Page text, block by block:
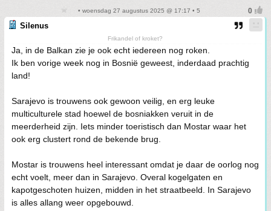
• woensdag 27 augustus 2025 @ 17:17 • 5
Silenus
Frikandel of kroket?
Ja, in de Balkan zie je ook echt iedereen nog roken.
Ik ben vorige week nog in Bosnië geweest, inderdaad prachtig
land!
Sarajevo is trouwens ook gewoon veilig, en erg leuke
multiculturele stad hoewel de bosniakken veruit in de
meerderheid zijn. Iets minder toeristisch dan Mostar waar het
ook erg clustert rond de bekende brug.
Mostar is trouwens heel interessant omdat je daar de oorlog nog
echt voelt, meer dan in Sarajevo. Overal kogelgaten en
kapotgeschoten huizen, midden in het straatbeeld. In Sarajevo
is alles allang weer opgebouwd.